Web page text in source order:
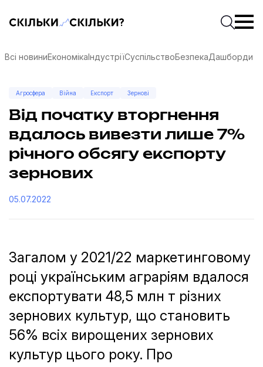
Скільки-скільки? — Медіа про суспільні даніПочати
Всі новиниЕкономікаІндустріїСуспільствоБезпекаДашборди
Агросфера Війна Експорт Зернові
Від початку вторгнення
вдалось вивезти лише 7%
річного обсягу експорту
зернових
05.07.2022
Загалом у 2021/22 маркетинговому
році українським аграріям вдалося
експортувати 48,5 млн т різних
зернових культур, що становить
56% всіх вирощених зернових
культур цього року. Про